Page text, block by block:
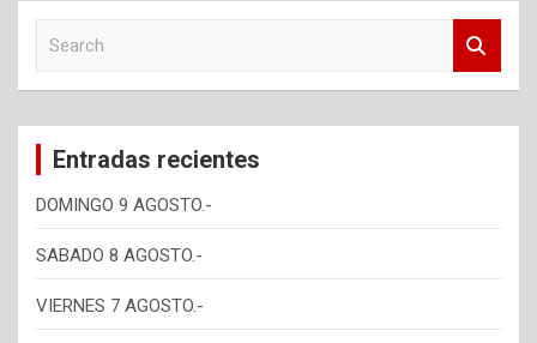
c
Entradas recientes
DOMINGO 9 AGOSTO.-
SABADO 8 AGOSTO.-
VIERNES 7 AGOSTO.-